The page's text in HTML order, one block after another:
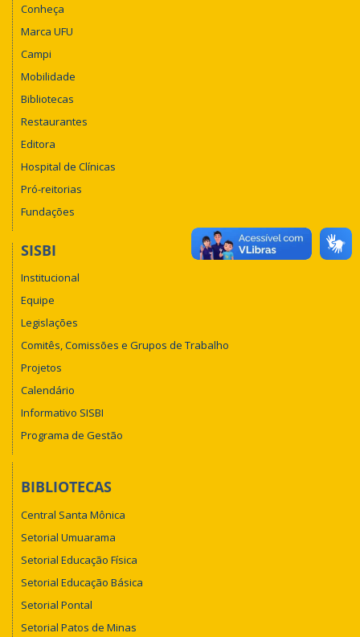
Conheça
Marca UFU
Campi
Mobilidade
Bibliotecas
Restaurantes
Editora
Hospital de Clínicas
Pró-reitorias
Fundações
SISBI
Institucional
Equipe
Legislações
Comitês, Comissões e Grupos de Trabalho
Projetos
Calendário
Informativo SISBI
Programa de Gestão
BIBLIOTECAS
Central Santa Mônica
Setorial Umuarama
Setorial Educação Física
Setorial Educação Básica
Setorial Pontal
Setorial Patos de Minas